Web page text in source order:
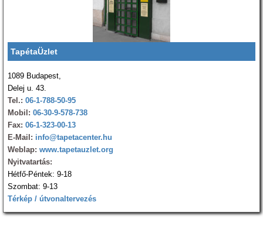
TapétaÜzlet
1089 Budapest,
Delej u. 43.
Tel.: 06-1-788-50-95
Mobil: 06-30-9-578-738
Fax: 06-1-323-00-13
E-Mail: info@tapetacenter.hu
Weblap: www.tapetauzlet.org
Nyitvatartás:
Hétfő-Péntek: 9-18
Szombat: 9-13
Térkép / útvonaltervezés